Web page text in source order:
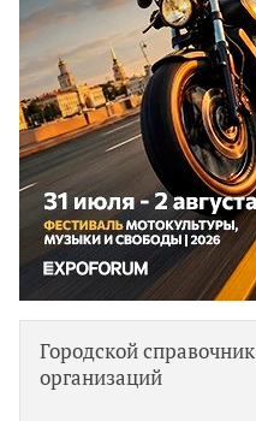
Городской справочник
организаций